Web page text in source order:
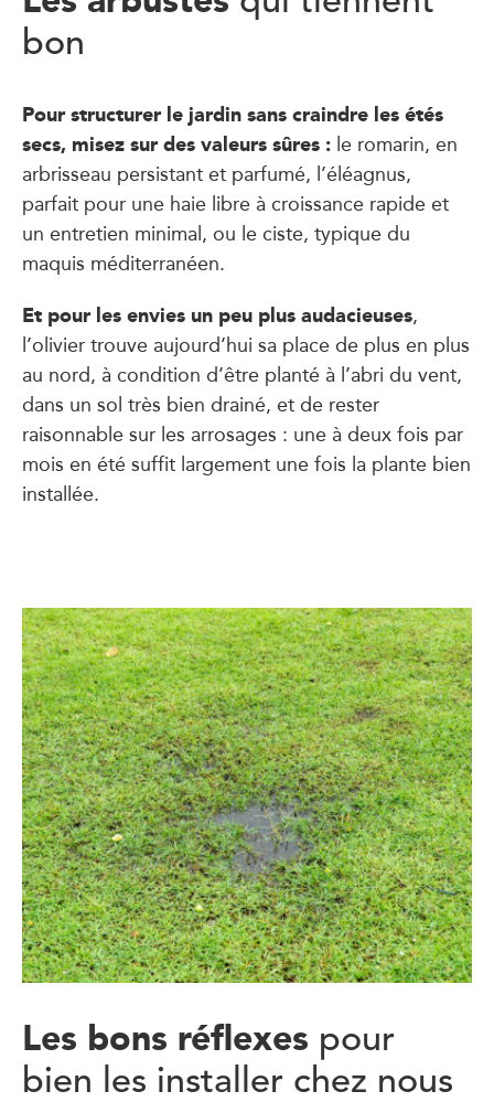
bon
Pour structurer le jardin sans craindre les étés
secs, misez sur des valeurs sûres : le romarin, en
arbrisseau persistant et parfumé, l’éléagnus,
parfait pour une haie libre à croissance rapide et
un entretien minimal, ou le ciste, typique du
maquis méditerranéen.
Et pour les envies un peu plus audacieuses,
l’olivier trouve aujourd’hui sa place de plus en plus
au nord, à condition d’être planté à l’abri du vent,
dans un sol très bien drainé, et de rester
raisonnable sur les arrosages : une à deux fois par
mois en été suffit largement une fois la plante bien
installée.
Les bons réflexes pour
bien les installer chez nous